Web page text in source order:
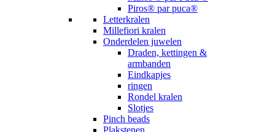
Piros® par puca®
Letterkralen
Millefiori kralen
Onderdelen juwelen
Draden, kettingen &
armbanden
Eindkapjes
ringen
Rondel kralen
Slotjes
Pinch beads
Plakstenen